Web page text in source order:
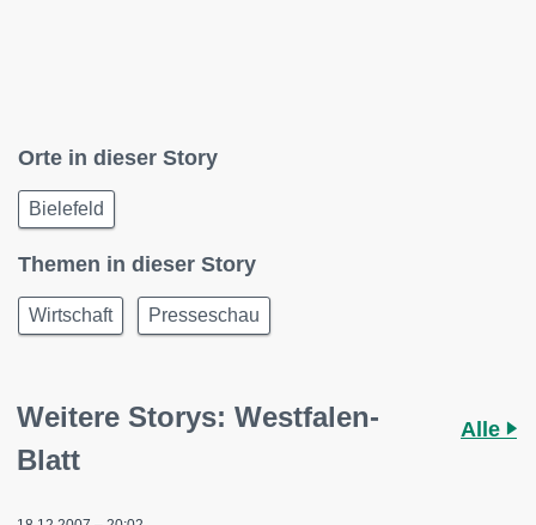
Orte in dieser Story
Bielefeld
Themen in dieser Story
Wirtschaft Presseschau
Weitere Storys: Westfalen-
Blatt
Alle